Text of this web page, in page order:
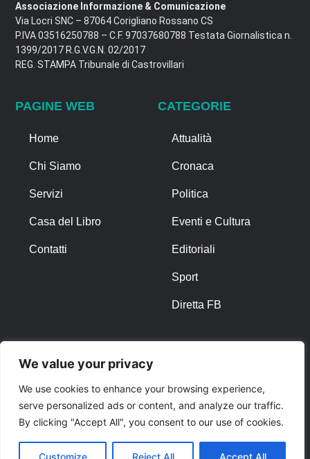
We value your privacy
We use cookies to enhance your browsing experience,
serve personalized ads or content, and analyze our traffic.
By clicking "Accept All", you consent to our use of cookies.
Customize Reject All Accept All
Associazione Informazione & Comunicazione
Via Locri SNC – 87064 Corigliano Rossano CS
P.IVA 03516250788 – C.F. 97037680788 Testata Giornalistica n.
1399/2017 R.G.V.G.N. 02/2017
REG. STAMPA Tribunale di Castrovillari
PAGINE WEB
Home
Chi Siamo
Servizi
Casa del Libro
Contatti
CATEGORIE
Attualità
Cronaca
Politica
Eventi e Cultura
Editoriali
Sport
Diretta FB
Privacy Policy